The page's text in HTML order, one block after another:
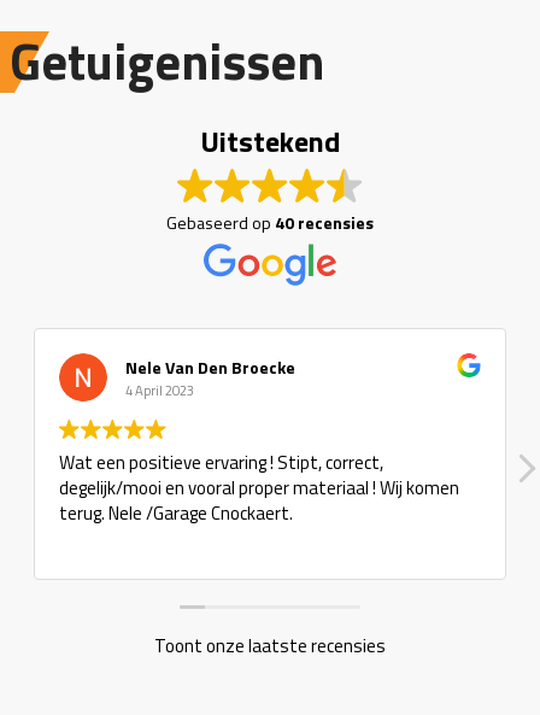
Getuigenissen
Uitstekend
Gebaseerd op 40 recensies
Nele Van Den Broecke
4 April 2023
Wat een positieve ervaring ! Stipt, correct,
degelijk/mooi en vooral proper materiaal ! Wij komen
terug. Nele /Garage Cnockaert.
Toont onze laatste recensies